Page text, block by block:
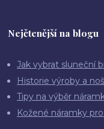
Nejčtenější na blogu
Jak vybrat sluneční
Historie výroby a
Tipy na výběr
Kožené náramky